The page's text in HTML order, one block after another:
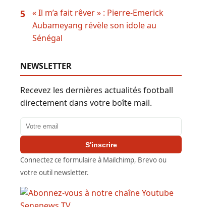
5
« Il m’a fait rêver » : Pierre-Emerick
Aubameyang révèle son idole au
Sénégal
NEWSLETTER
Recevez les dernières actualités football
directement dans votre boîte mail.
Adresse email
S'inscrire
Connectez ce formulaire à Mailchimp, Brevo ou
votre outil newsletter.